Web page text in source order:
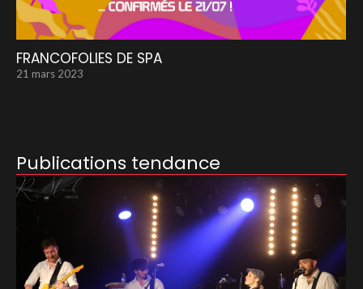
FRANCOFOLIES DE SPA
21 mars 2023
Publications tendance